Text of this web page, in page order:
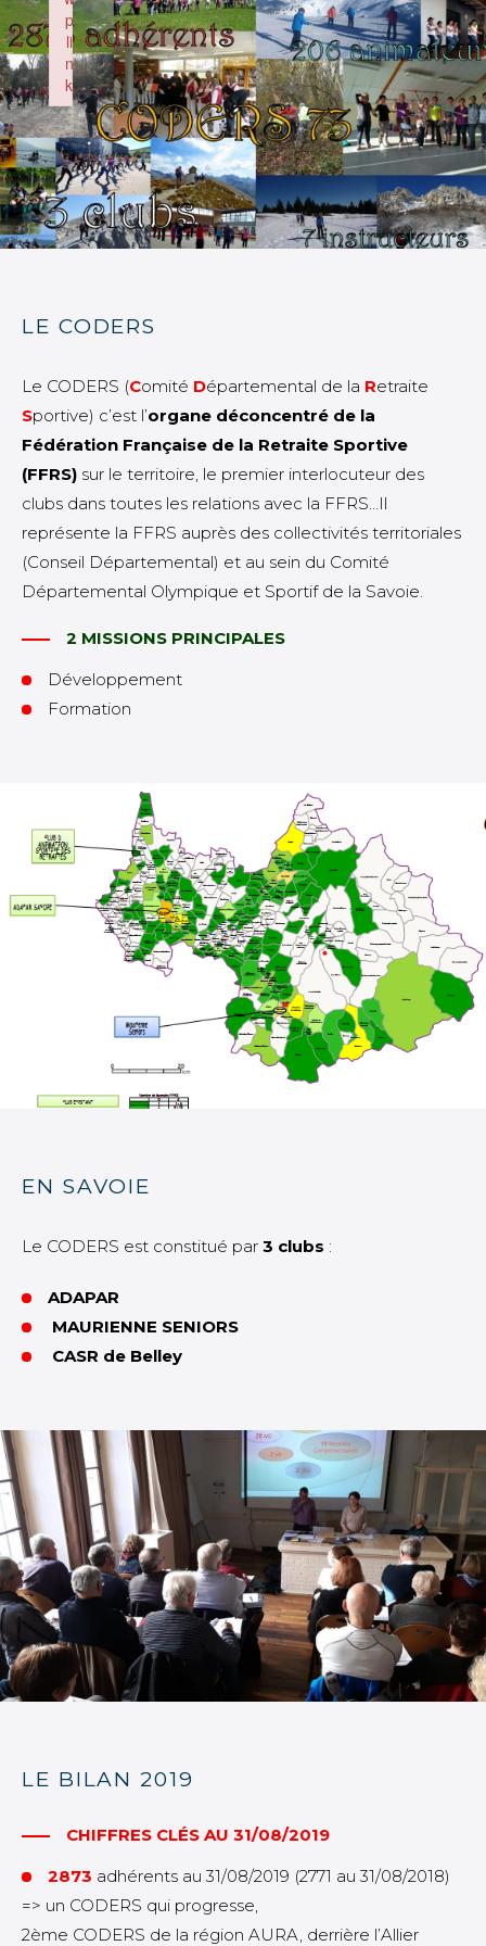
LE CODERS
Le CODERS (Comité Départemental de la Retraite
Sportive) c’est l’organe déconcentré de la
Fédération Française de la Retraite Sportive
(FFRS) sur le territoire, le premier interlocuteur des
clubs dans toutes les relations avec la FFRS…Il
représente la FFRS auprès des collectivités territoriales
(Conseil Départemental) et au sein du Comité
Départemental Olympique et Sportif de la Savoie.
2 MISSIONS PRINCIPALES
Développement
Formation
EN SAVOIE
Le CODERS est constitué par 3 clubs :
ADAPAR
MAURIENNE SENIORS
CASR de Belley
LE BILAN 2019
CHIFFRES CLÉS AU 31/08/2019
2873 adhérents au 31/08/2019 (2771 au 31/08/2018)
=> un CODERS qui progresse,
2ème CODERS de la région AURA, derrière l’Allier
p
li
n
k
Failed to initialize plugin: wplink